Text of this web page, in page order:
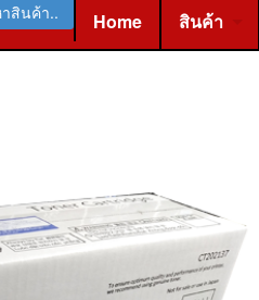
Home สินค้า